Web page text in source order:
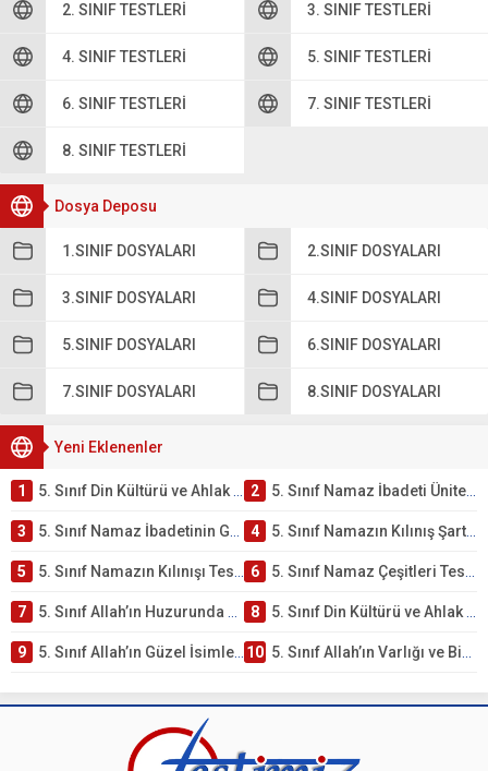
2. SINIF TESTLERI 3. SINIF TESTLERI
4. SINIF TESTLERI 5. SINIF TESTLERI
6. SINIF TESTLERI 7. SINIF TESTLERI
8. SINIF TESTLERI
Dosya Deposu
1.SINIF DOSYALARI 2.SINIF DOSYALARI
3.SINIF DOSYALARI 4.SINIF DOSYALARI
5.SINIF DOSYALARI 6.SINIF DOSYALARI
7.SINIF DOSYALARI 8.SINIF DOSYALARI
Yeni Eklenenler
1 5. Sınıf Din Kültürü ve Ahlak Bilgisi 2. Ünite: Namaz İbadeti Çalışmaları 2 5. Sınıf Namaz İbadeti Ünite Testi – Online Çöz
3 5. Sınıf Namaz İbadetinin Getirdiği Faydalar Testi 4 5. Sınıf Namazın Kılınış Şartları Testi
5 5. Sınıf Namazın Kılınışı Testi – Online Çöz 6 5. Sınıf Namaz Çeşitleri Testi – Online Çöz
7 5. Sınıf Allah’ın Huzurunda Olmak – Namaz İbadeti Testi 8 5. Sınıf Din Kültürü ve Ahlak Bilgisi 1. Ünite: Allah İnancı Çalışmaları
9 5. Sınıf Allah’ın Güzel İsimleri Testi – Online Çöz 10 5. Sınıf Allah’ın Varlığı ve Birliği Testi – Online Çöz